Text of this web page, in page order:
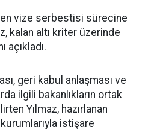
vize serbestisi sürecine
kalan altı kriter üzerinde
açıkladı.
geri kabul anlaşması ve
ilgili bakanlıkların ortak
Yılmaz, hazırlanan
istişare